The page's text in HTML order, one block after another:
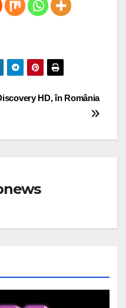
HD, în România